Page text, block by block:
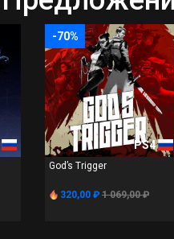
-70%
PS4
God’s Trigger
320,00 ₽ 1 069,00 ₽